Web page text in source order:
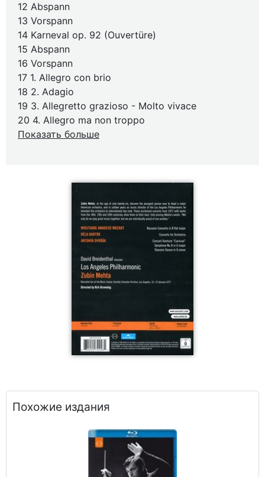
12 Abspann
13 Vorspann
14 Karneval op. 92 (Ouvertüre)
15 Abspann
16 Vorspann
17 1. Allegro con brio
18 2. Adagio
19 3. Allegretto grazioso - Molto vivace
20 4. Allegro ma non troppo
Показать больше
Похожие издания